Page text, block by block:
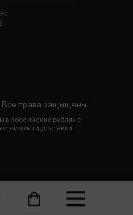
права защищены.
в российских рублях с
доставки.